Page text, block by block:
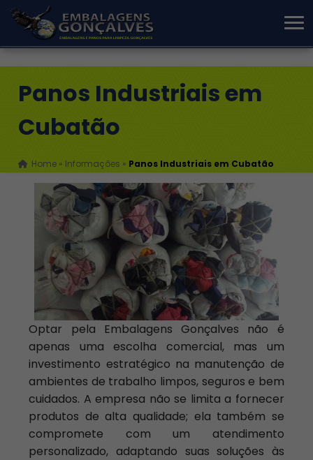
Panos Industriais em
Cubatão
Home » Informações » Panos Industriais em Cubatão
Optar pela Embalagens Gonçalves não é
apenas uma escolha comercial, mas um
investimento estratégico na manutenção de
ambientes de trabalho limpos, seguros e bem
cuidados. A empresa não se limita a fornecer
produtos de alta qualidade; ela também se
compromete com um atendimento
personalizado, adaptando suas soluções às